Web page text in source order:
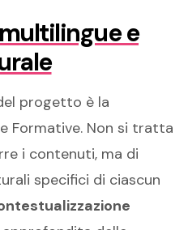
multilingue e
progetto è la
Formative. Non si tratta
i contenuti, ma di
specifici di ciascun